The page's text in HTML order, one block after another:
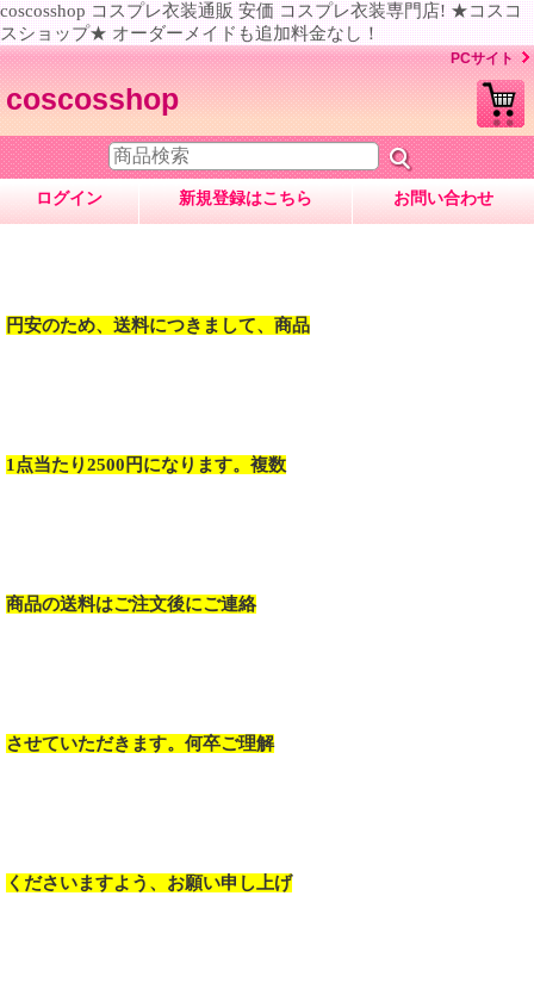
coscosshop コスプレ衣装通販 安価 コスプレ衣装専門店! ★コスコ
スショップ★ オーダーメイドも追加料金なし！
PCサイト
coscosshop
ログイン 新規登録はこちら お問い合わせ
円安のため、送料につきまして、商品
1点当たり2500円になります。複数
商品の送料はご注文後にご連絡
させていただきます。何卒ご理解
くださいますよう、お願い申し上げ